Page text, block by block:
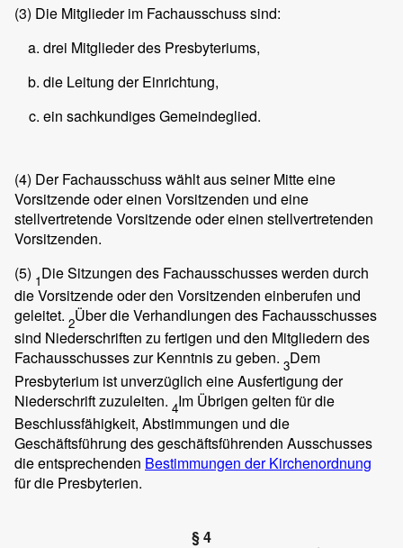
(3) Die Mitglieder im Fachausschuss sind:
drei Mitglieder des Presbyteriums,
die Leitung der Einrichtung,
ein sachkundiges Gemeindeglied.
(4) Der Fachausschuss wählt aus seiner Mitte eine
Vorsitzende oder einen Vorsitzenden und eine
stellvertretende Vorsitzende oder einen stellvertretenden
Vorsitzenden.
(5) 1Die Sitzungen des Fachausschusses werden durch
die Vorsitzende oder den Vorsitzenden einberufen und
geleitet. 2Über die Verhandlungen des Fachausschusses
sind Niederschriften zu fertigen und den Mitgliedern des
Fachausschusses zur Kenntnis zu geben. 3Dem
Presbyterium ist unverzüglich eine Ausfertigung der
Niederschrift zuzuleiten. 4Im Übrigen gelten für die
Beschlussfähigkeit, Abstimmungen und die
Geschäftsführung des geschäftsführenden Ausschusses
die entsprechenden Bestimmungen der Kirchenordnung
für die Presbyterien.
§ 4